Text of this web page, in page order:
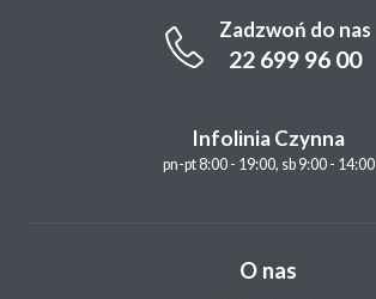
Zadzwoń do nas
22 699 96 00
Infolinia Czynna
pn-pt 8:00 - 19:00, sb 9:00 - 14:00
O nas